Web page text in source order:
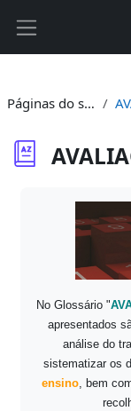
Páginas do site
No Glossário "
apresentados
análise do
sistematizar os
ensino, bem